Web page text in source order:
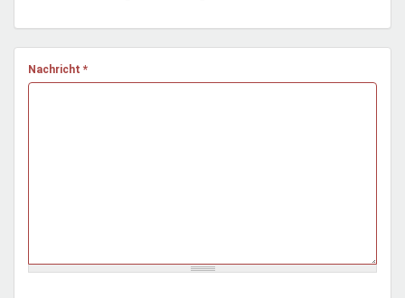
Demokratie & Beteiligung
Nachricht *